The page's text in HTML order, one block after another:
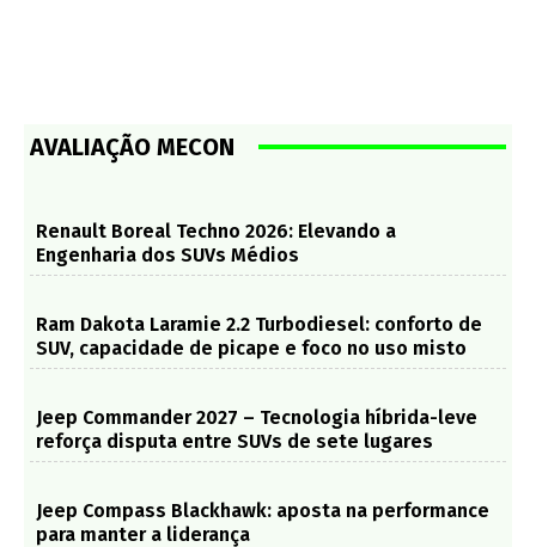
AVALIAÇÃO MECON
Renault Boreal Techno 2026: Elevando a
Engenharia dos SUVs Médios
Ram Dakota Laramie 2.2 Turbodiesel: conforto de
SUV, capacidade de picape e foco no uso misto
Jeep Commander 2027 – Tecnologia híbrida-leve
reforça disputa entre SUVs de sete lugares
Jeep Compass Blackhawk: aposta na performance
para manter a liderança